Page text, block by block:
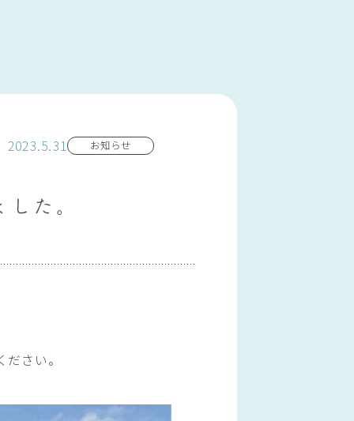
2023.5.31 お知らせ
た。
さい。